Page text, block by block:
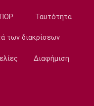
Ταυτότητα
των διακρίσεων
Διαφήμιση